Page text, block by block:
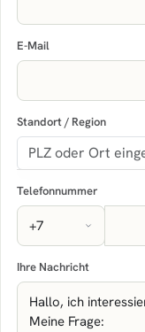
E-Mail
Standort / Region
Telefonnummer
Ihre Nachricht